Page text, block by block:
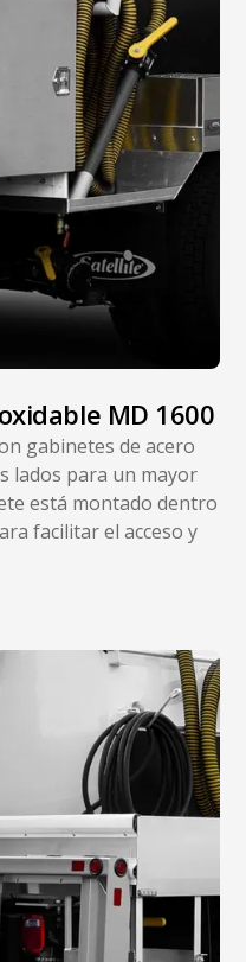
MD 1600
gabinetes de acero
lados para un mayor
está montado dentro
facilitar el acceso y